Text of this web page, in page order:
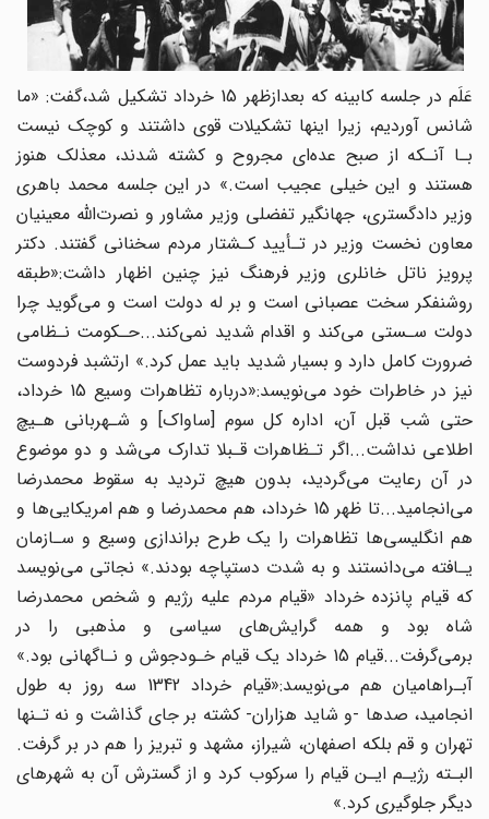
عَلَم در جلسه کابینه که بعدازظهر 15 خرداد‌ تشکیل‌ شد،گفت: «ما
شانس آوردیم، زیرا اینها تشکیلات قوی داشتند و کوچک نیست‌
بـا‌ آنـکه‌ از صبح عده‌ای مجروح و کشته شدند، معذلک هنوز
هستند و این خیلی عجیب است.» در‌ این‌ جلسه‌ محمد باهری
وزیر دادگستری، جهانگیر تفضلی وزیر مشاور و نصرت‌اللّه‌ معینیان
معاون‌ نخست‌ وزیر در تـأیید کـشتار مردم سخنانی گفتند.دکتر
پرویز ناتل خانلری وزیر فرهنگ نیز چنین اظهار‌ داشت‌:«طبقه
روشنفکر سخت عصبانی‌ است و بر له دولت است و می‌گوید چرا
دولت سـستی‌ می‌کند و اقدام شدید نمی‌کند...حـکومت‌ نـظامی
ضرورت‌ کامل‌ دارد‌ و بسیار شدید باید عمل کرد.» ارتشبد‌ فردوست‌
نیز در خاطرات خود می‌نویسد:
«درباره تظاهرات وسیع 15 خرداد،
حتی شب قبل‌ آن‌، اداره کل سوم‌ [ساواک‌] و شـهربانی هـیچ‌‌
اطلاعی‌ نداشت...اگر‌ تـظاهرات‌ قـبلا‌ تدارک می‌شد و دو موضوع
در آن‌ رعایت‌ می‌گردید، بدون هیچ تردید به سقوط محمدرضا
می‌انجامید...تا ظهر 15‌ خرداد‌، هم محمدرضا و هم‌ امریکایی‌ها و
هم‌ انگلیسی‌ها تظاهرات را یک‌ طرح‌ براندازی وسیع و سـازمان
یـافته می‌دانستند‌ و به‌‌ شدت دستپاچه بودند.» نجاتی می‌نویسد
که قیام پانزده خرداد «قیام مردم علیه‌ رژیم‌ و شخص محمدرضا
شاه بود‌ و همه‌ گرایش‌های‌ سیاسی و مذهبی را‌ در‌
برمی‌گرفت...قیام 15 خرداد‌ یک‌ قیام خـودجوش و نـاگهانی بود.»
آبـراهامیان هم می‌نویسد:
«قیام خرداد 1342 سه روز به‌ طول‌
انجامید، صدها -و شاید هزاران- کشته بر‌ جای‌ گذاشت و نه‌ تـنها‌
تهران‌ و قم بلکه اصفهان، شیراز‌، مشهد و تبریز را هم در بر گرفت.
البـته رژیـم ایـن قیام را سرکوب کرد و از‌ گسترش‌ آن به شهرهای
دیگر جلوگیری کرد‌.»